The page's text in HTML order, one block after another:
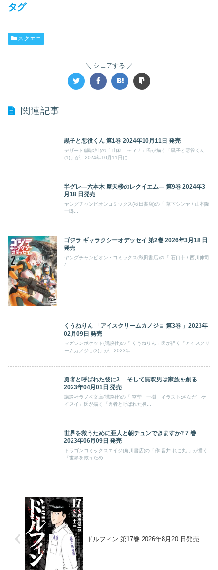
タグ
スクエニ
シェアする
関連記事
黒子と悪役くん 第1巻 2024年10月11日 発売
デザート(講談社)の「 山科 ティナ」氏が描く「黒子と悪役くん
(1)」が、2024年10月11日に...
半グレ―六本木 摩天楼のレクイエム― 第9巻 2024年3
月18 日発売
ヤングチャンピオンコミックス(秋田書店)の「 草下シンヤ / 山本隆
一郎...
ゴジラ ギャラクシーオデッセイ 第2巻 2026年3月18 日
発売
ヤングチャンピオン・コミックス(秋田書店)の「 石口十 / 西川伸司
/...
くうねりん 「アイスクリームカノジョ 第3巻 」2023年
02月09日 発売
マガジンポケット(講談社)の「 くうねりん」氏が描く「アイスクリ
ームカノジョ(3)」が、2023年...
勇者と呼ばれた後に2 ―そして無双男は家族を創る―
2023年04月01日 発売
講談社ラノベ文庫(講談社)の「 空埜 一樹 イラスト:さなだ ケ
イスイ」氏が描く「勇者と呼ばれた後...
世界を救うために亜人と朝チュンできますか? 7 巻
2023年06月09日 発売
ドラゴンコミックスエイジ(角川書店)の「作 音井 れこ丸 」が描く
『世界を救うため...
ドルフィン 第17巻 2026年8月20 日発売